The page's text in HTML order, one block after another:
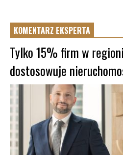
KOMENTARZ EKSPERTA
Tylko 15% firm w
dostosowuje